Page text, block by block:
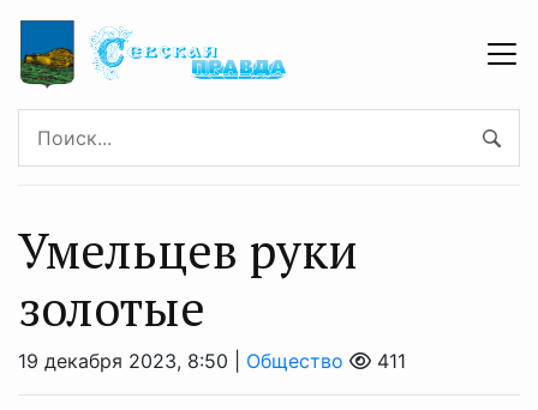
Умельцев руки
золотые
19 декабря 2023, 8:50 | Общество 411